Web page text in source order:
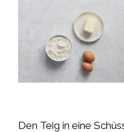
Den Teig in eine